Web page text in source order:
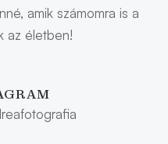
amik számomra is a
az életben!